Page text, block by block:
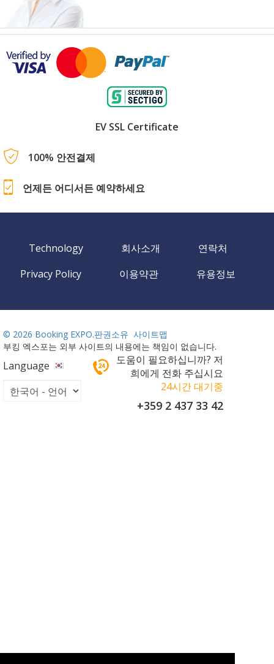
EV SSL Certificate
100% 안전결제
언제든 어디서든 예약하세요
Technology 회사소개
연락처
Privacy Policy
이용약관 유용정보
© 2026 Booking EXPO.판권소유 사이트맵
부킹 엑스포는 외부 사이트의 내용에는 책임이 없습니다.
Language
도움이 필요하십니까? 저
희에게 전화 주십시요
24시간 대기중
+359 2 437 33 42